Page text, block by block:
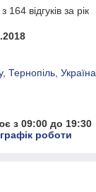
відгуків за рік
Тернопіль, Україна
з 09:00 до 19:30
роботи